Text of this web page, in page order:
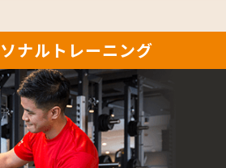
ナルトレーニング